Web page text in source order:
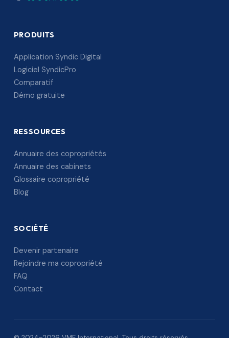
PRODUITS
Application Syndic Digital
Logiciel SyndicPro
Comparatif
Démo gratuite
RESSOURCES
Annuaire des copropriétés
Annuaire des cabinets
Glossaire copropriété
Blog
SOCIÉTÉ
Devenir partenaire
Rejoindre ma copropriété
FAQ
Contact